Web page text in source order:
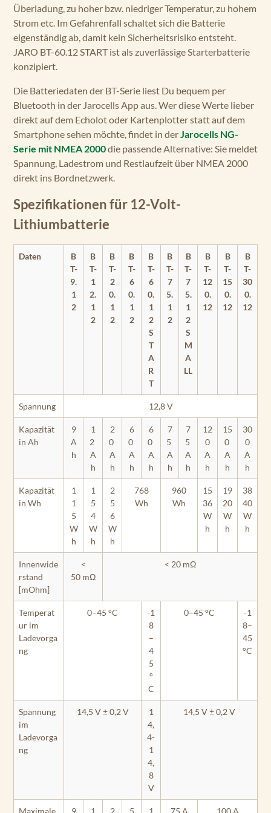
Überladung, zu hoher bzw. niedriger Temperatur, zu hohem
Strom etc. Im Gefahrenfall schaltet sich die Batterie
eigenständig ab, damit kein Sicherheitsrisiko entsteht.
JARO BT-60.12 START ist als zuverlässige Starterbatterie
konzipiert.
Die Batteriedaten der BT-Serie liest Du bequem per
Bluetooth in der Jarocells App aus. Wer diese Werte lieber
direkt auf dem Echolot oder Kartenplotter statt auf dem
Smartphone sehen möchte, findet in derJarocells NG-
Serie mit NMEA 2000die passende Alternative: Sie meldet
Spannung, Ladestrom und Restlaufzeit über NMEA 2000
direkt ins Bordnetzwerk.
Spezifikationen für 12-Volt-
Lithiumbatterie
Daten
B
T-
9.
1
2
B
T-
1
2.
1
2
B
T-
2
0.
1
2
B
T-
6
0.
1
2
B
T-
6
0.
1
2
S
T
A
R
T
B
T-
7
5.
1
2
B
T-
7
5.
1
2
S
M
A
LL
B
T-
12
0.
12
B
T-
15
0.
12
B
T-
30
0.
12
Spannung 12,8 V
Kapazität
in Ah
9
A
h
1
2
A
h
2
0
A
h
6
0
A
h
6
0
A
h
7
5
A
h
7
5
A
h
12
0
A
h
15
0
A
h
30
0
A
h
Kapazität
in Wh
1
1
5
W
h
1
5
4
W
h
2
5
6
W
h
768
Wh
960
Wh
15
36
W
h
19
20
W
h
38
40
W
h
Innenwide
rstand
[mOhm]
<
50 mΩ
< 20 mΩ
Temperat
ur im
Ladevorga
ng
0–45 °C
-1
8
–
4
5
°
C
0–45 °C
-1
8–
45
°C
Spannung
im
Ladevorga
ng
14,5 V ± 0,2 V
1
4,
4-
1
4,
8
V
14,5 V ± 0,2 V
Maximale 9 1 2 5 1 75 A 100 A